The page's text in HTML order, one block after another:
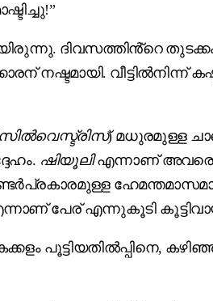
ദിവസത്തിൻ്റെ
നഷ്ടമായി. വീട്ടിൽനിന്ന്
) മധുരമുള്ള
ഷിയൂലിഎന്നാണ് അവരെ
പേര് എന്നുകൂടി
പൂട്ടിയതിൽപ്പിനെ,